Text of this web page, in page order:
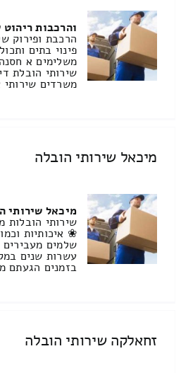
והרכבות ריהוט
הרכבת ופירוק
פינוי בתים
משלימים א חסנה
שירותי הובלת
משרדים
מיכאל שירותי הובלה
מיכאל שירותי
שירותי
❀ איכותיות
שלמים מעבירים
עשרות שנים
בזמנים הגעתם
זחאלקה שירותי הובלה